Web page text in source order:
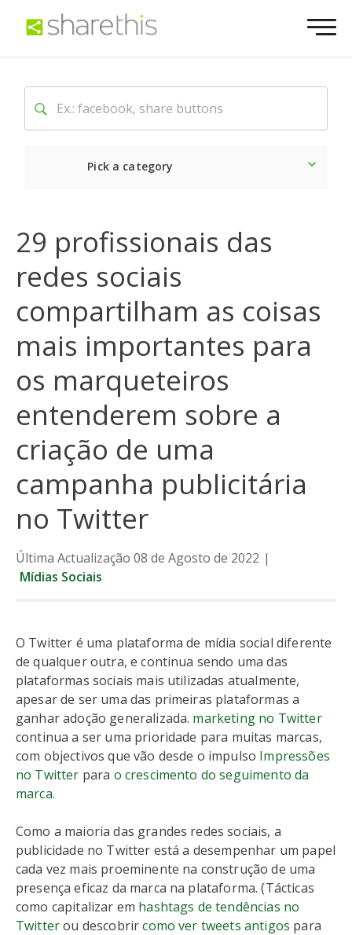
Pick a category
29 profissionais das
redes sociais
compartilham as coisas
mais importantes para
os marqueteiros
entenderem sobre a
criação de uma
campanha publicitária
no Twitter
Última Actualização 08 de Agosto de 2022 |
Mídias Sociais
O Twitter é uma plataforma de mídia social diferente
de qualquer outra, e continua sendo uma das
plataformas sociais mais utilizadas atualmente,
apesar de ser uma das primeiras plataformas a
ganhar adoção generalizada. marketing no Twitter
continua a ser uma prioridade para muitas marcas,
com objectivos que vão desde o impulso Impressões
no Twitter para o crescimento do seguimento da
marca.
Como a maioria das grandes redes sociais, a
publicidade no Twitter está a desempenhar um papel
cada vez mais proeminente na construção de uma
presença eficaz da marca na plataforma. (Tácticas
como capitalizar em hashtags de tendências no
Twitterou descobrircomo ver tweets antigos para